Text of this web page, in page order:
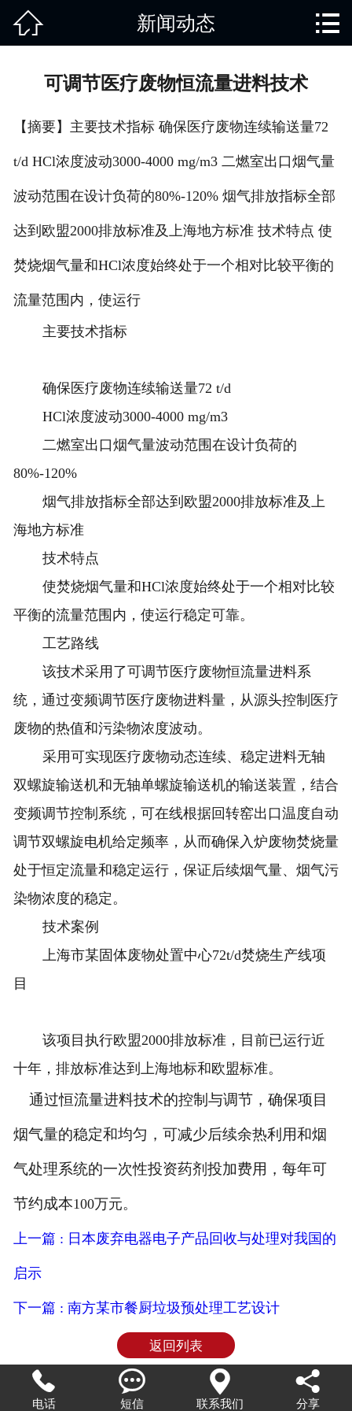
新闻动态
 新闻动态 
可调节医疗废物恒流量进料技术
【摘要】主要技术指标 确保医疗废物连续输送量72
t/d HCl浓度波动3000-4000 mg/m3 二燃室出口烟气量
波动范围在设计负荷的80%-120% 烟气排放指标全部
达到欧盟2000排放标准及上海地方标准 技术特点 使
焚烧烟气量和HCl浓度始终处于一个相对比较平衡的
流量范围内，使运行
主要技术指标
确保医疗废物连续输送量72 t/d
HCl浓度波动3000-4000 mg/m3
二燃室出口烟气量波动范围在设计负荷的
80%-120%
烟气排放指标全部达到欧盟2000排放标准及上
海地方标准
技术特点
使焚烧烟气量和HCl浓度始终处于一个相对比较
平衡的流量范围内，使运行稳定可靠。
工艺路线
该技术采用了可调节医疗废物恒流量进料系
统，通过变频调节医疗废物进料量，从源头控制医疗
废物的热值和污染物浓度波动。
采用可实现医疗废物动态连续、稳定进料无轴
双螺旋输送机和无轴单螺旋输送机的输送装置，结合
变频调节控制系统，可在线根据回转窑出口温度自动
调节双螺旋电机给定频率，从而确保入炉废物焚烧量
处于恒定流量和稳定运行，保证后续烟气量、烟气污
染物浓度的稳定。
技术案例
上海市某固体废物处置中心72t/d焚烧生产线项
目
该项目执行欧盟2000排放标准，目前已运行近
十年，排放标准达到上海地标和欧盟标准。
通过恒流量进料技术的控制与调节，确保项目
烟气量的稳定和均匀，可减少后续余热利用和烟
气处理系统的一次性投资药剂投加费用，每年可
节约成本100万元。
上一篇 : 日本废弃电器电子产品回收与处理对我国的
启示
下一篇 : 南方某市餐厨垃圾预处理工艺设计
返回列表

电话

短信

联系我们

分享